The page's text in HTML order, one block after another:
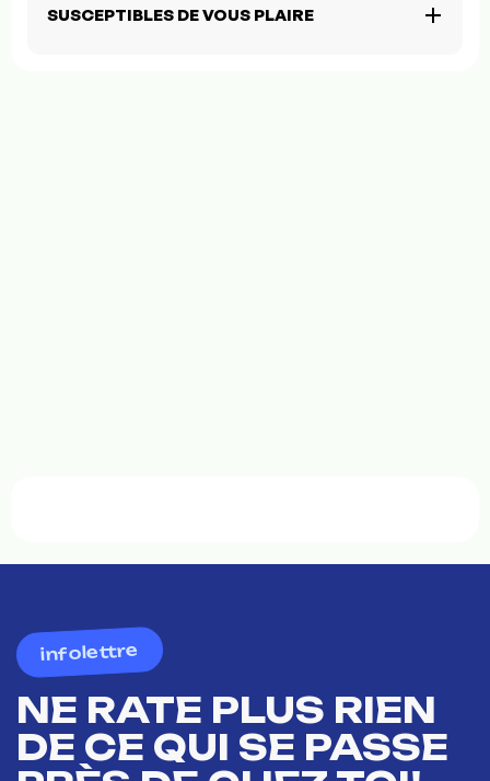
SUSCEPTIBLES DE VOUS PLAIRE
infolettre
NE RATE PLUS RIEN
DE CE QUI SE PASSE